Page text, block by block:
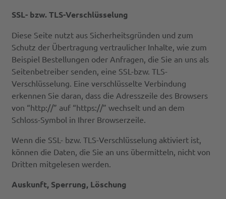
SSL- bzw. TLS-Verschlüsselung
Diese Seite nutzt aus Sicherheitsgründen und zum
Schutz der Übertragung vertraulicher Inhalte, wie zum
Beispiel Bestellungen oder Anfragen, die Sie an uns als
Seitenbetreiber senden, eine SSL-bzw. TLS-
Verschlüsselung. Eine verschlüsselte Verbindung
erkennen Sie daran, dass die Adresszeile des Browsers
von “http://” auf “https://” wechselt und an dem
Schloss-Symbol in Ihrer Browserzeile.
Wenn die SSL- bzw. TLS-Verschlüsselung aktiviert ist,
können die Daten, die Sie an uns übermitteln, nicht von
Dritten mitgelesen werden.
Auskunft, Sperrung, Löschung